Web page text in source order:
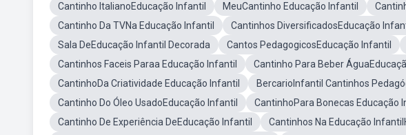
Cantinho ItalianoEducação Infantil
MeuCantinho Educação Infantil
Cantinho Da TVNa Educação Infantil
Cantinhos DiversificadosEducação
Sala DeEducação Infantil Decorada
Cantos PedagogicosEducação Infantil
Cantinhos Faceis Paraa Educação Infantil
Cantinho Para Beber
CantinhoDa Criatividade Educação Infantil
BercarioInfantil Cantinhos
Cantinho Do Óleo UsadoEducação Infantil
CantinhoPara Bonecas Educação
Cantinho De Experiência DeEducação Infantil
Cantinhos Na Educação